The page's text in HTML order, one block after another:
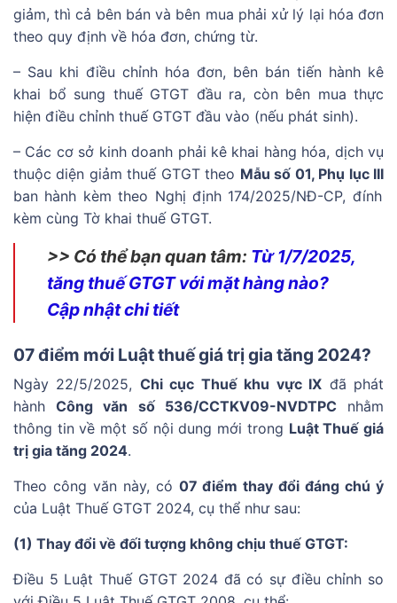
giảm, thì cả bên bán và bên mua phải xử lý lại hóa đơn
theo quy định về hóa đơn, chứng từ.
– Sau khi điều chỉnh hóa đơn, bên bán tiến hành kê
khai bổ sung thuế GTGT đầu ra, còn bên mua thực
hiện điều chỉnh thuế GTGT đầu vào (nếu phát sinh).
– Các cơ sở kinh doanh phải kê khai hàng hóa, dịch vụ
thuộc diện giảm thuế GTGT theo Mẫu số 01, Phụ lục III
ban hành kèm theo Nghị định 174/2025/NĐ-CP, đính
kèm cùng Tờ khai thuế GTGT.
>> Có thể bạn quan tâm: Từ 1/7/2025,
tăng thuế GTGT với mặt hàng nào?
Cập nhật chi tiết
07 điểm mới Luật thuế giá trị gia tăng 2024?
Ngày 22/5/2025, Chi cục Thuế khu vực IX đã phát
hànhCông văn số 536/CCTKV09-NVDTPC nhằm
thông tin về một số nội dung mới trong Luật Thuế giá
trị gia tăng 2024.
Theo công văn này, có 07 điểm thay đổi đáng chú ý
của Luật Thuế GTGT 2024, cụ thể như sau:
(1) Thay đổi về đối tượng không chịu thuế GTGT:
Điều 5 Luật Thuế GTGT 2024 đã có sự điều chỉnh so